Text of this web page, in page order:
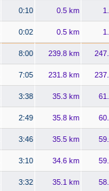
0:10 0.5 km
0:02 0.5 km
8:00 239.8 km
7:05 231.8 km
3:38 35.3 km
2:49 35.8 km
3:46 35.5 km
3:10 34.6 km
3:32 35.1 km